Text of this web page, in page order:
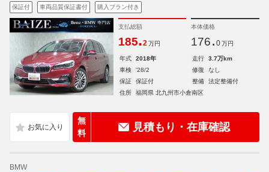
保証付 車両品質保証書付 購入プラン付き
支払総額
185.2 万円
本体価格
176. 0 万円
年式 2018年 走行
3.7万km
車検
'28/2 修復
なし
保証
保証付 整備
法定整備付
住所
福岡県 北九州市小倉南区
無
料
見積もり・在庫確認
BMW